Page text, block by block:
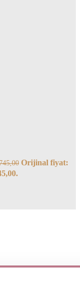
Orijinal fiyat: